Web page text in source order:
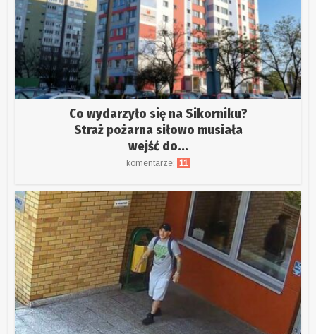
Co wydarzyło się na Sikorniku?
Straż pożarna siłowo musiała
wejść do...
komentarze: 11